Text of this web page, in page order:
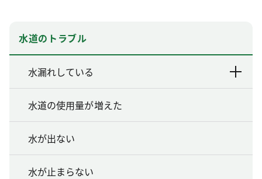
水道のトラブル
水漏れしている
水道の使用量が増えた
水が出ない
水が止まらない